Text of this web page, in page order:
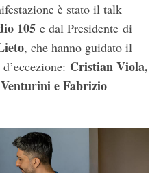
è stato il talk
105e dal Presidente di
, che hanno guidato il
Cristian Viola,
e Fabrizio